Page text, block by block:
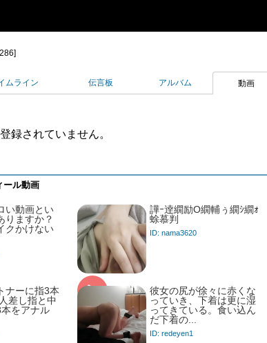
ムライン 伝言板 アルバム 動画
録されていません。
ール動画
い動画とい
りますか？
クかけない
譁ｰ逹繝励Ο繝輔ぅ繝ｼ繝ｫ
蜍慕判
ID: nama3620
ナーに指3本
差し指と中
をアナル
彼女の尻が徐々に赤くな
っていき、下着は更に湿
ってきている。食い込ん
だ下着の...
ID: redeyen1